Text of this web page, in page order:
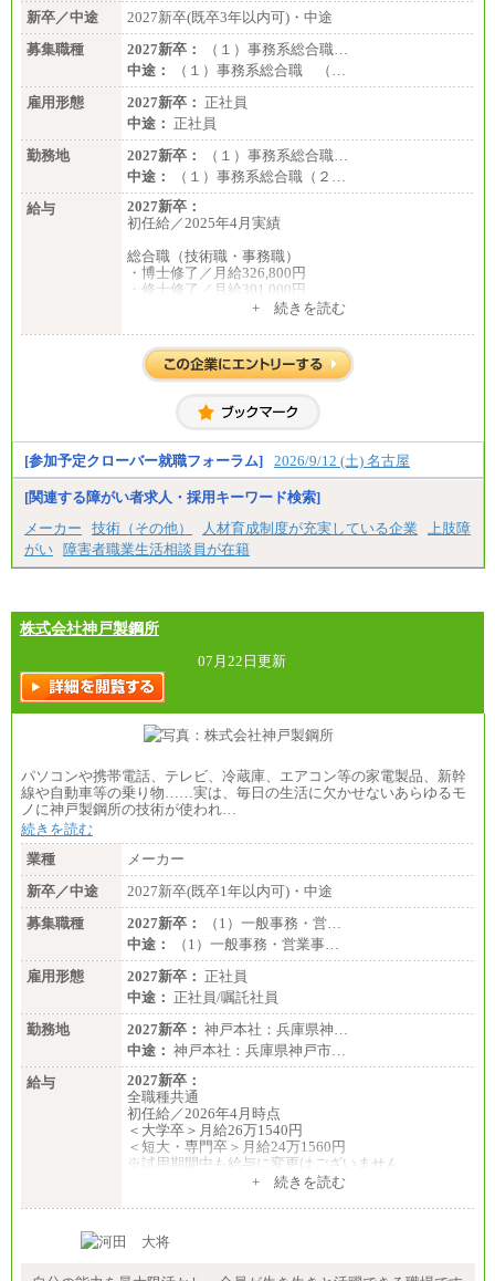
新卒／中途
2027新卒(既卒3年以内可)・中途
募集職種
2027新卒：
（１）事務系総合職…
中途：
（１）事務系総合職 （…
雇用形態
2027新卒： 正社員
中途： 正社員
勤務地
2027新卒：
（１）事務系総合職…
中途：
（１）事務系総合職（２…
給与
2027新卒：
初任給／2025年4月実績
総合職（技術職・事務職）
・博士修了／月給326,800円
・修士修了／月給301,000円
・大学卒／月給282,000円
・高専卒（本科）／月給256,000円
一般事務職
・高専卒（専攻科）／月給206,400円
・高専卒（本科）月給197,800円
・短大卒／月給197,800円
・専門卒（2年）／月給197,800円
※試用期間中も給与に変更はございません。
中途：
（１）（２）
月給：270,000円～
想定年収：490万円～1,100万円
・1,090万円/38歳・月給59万円 *残業代・家族手当
対象外
（３）
月給：190,000円～
想定年収：340万円～610万円
年収例：
・460万円/28歳・月給26万円
（４）
月給：201,000円～
想定年収：360万円～680万円
・520万円/32歳・月給29万円
年収例は賞与含む、残業代・家族手当含まず
※キャリアや能力等を考慮の上、当社規定により確
定します
※残業手当：別途支給
※固定給に固定残業代含まず
※試用期間中も給与に変更なし
+ 続きを読む
[参加予定クローバー就職フォーラム] 2026/9/12 (土) 名古屋
[関連する障がい者求人・採用キーワード検索]
メーカー
技術（その他） 人材育成制度が充実している企業
上肢障
がい 障害者職業生活相談員が在籍
株式会社神戸製鋼所
07月22日更新
パソコンや携帯電話、テレビ、冷蔵庫、エアコン等の家電製品、新幹
線や自動車等の乗り物……実は、毎日の生活に欠かせないあらゆるモ
ノに神戸製鋼所の技術が使われ…
続きを読む
業種
メーカー
新卒／中途
2027新卒(既卒1年以内可)・中途
募集職種
2027新卒：
（1）一般事務・営…
中途：
（1）一般事務・営業事…
雇用形態
2027新卒： 正社員
中途： 正社員/嘱託社員
勤務地
2027新卒： 神戸本社：兵庫県神…
中途： 神戸本社：兵庫県神戸市…
給与
2027新卒：
全職種共通
初任給／2026年4月時点
＜大学卒＞月給26万1540円
＜短大・専門卒＞月給24万1560円
※試用期間中も給与に変更はございません
月給24万円～
※試用期間中も給与に変更はございません
+ 続きを読む